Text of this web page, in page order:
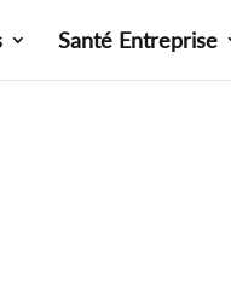
Santé Entreprise